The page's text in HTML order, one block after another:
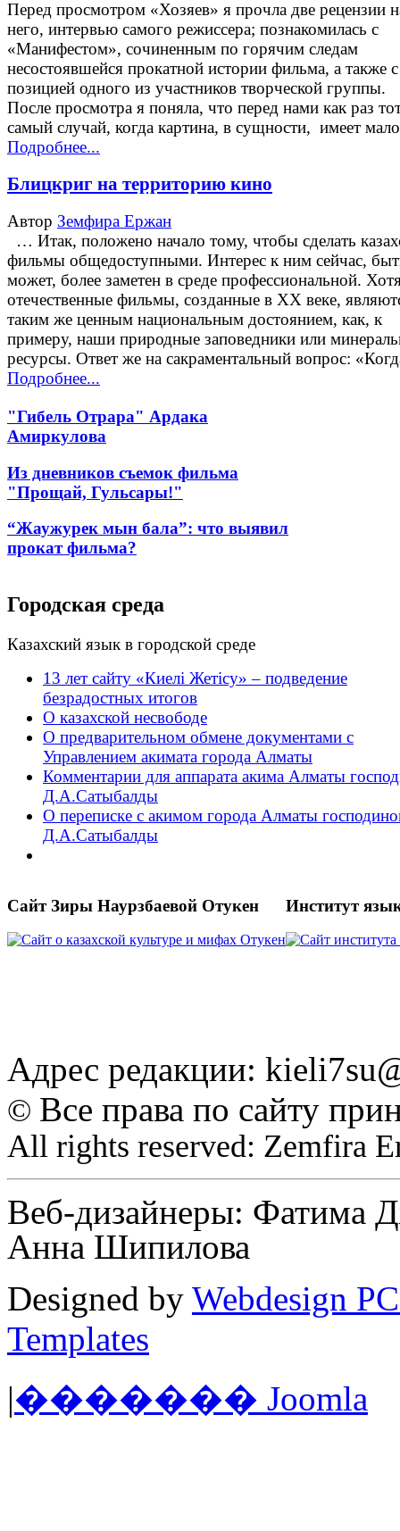
Перед просмотром «Хозяев» я прочла две рецензии
него, интервью самого режиссера; познакомилась с
«Манифестом», сочиненным по горячим следам
несостоявшейся прокатной истории фильма, а также с
позицией одного из участников творческой группы.
После просмотра я поняла, что перед нами как раз
самый случай, когда картина, в сущности, имеет
Подробнее...
Блицкриг на территорию кино
Автор Земфира Ержан
… Итак, положено начало тому, чтобы сделать
фильмы общедоступными. Интерес к ним сейчас,
может, более заметен в среде профессиональной.
отечественные фильмы, созданные в ХХ веке,
таким же ценным национальным достоянием, как, к
примеру, наши природные заповедники или
ресурсы. Ответ же на сакраментальный вопрос:
Подробнее...
"Гибель Отрара" Ардака
Амиркулова
Из дневников съемок фильма
"Прощай, Гульсары!"
“Жаужурек мын бала”: что выявил
прокат фильма?
Городская среда
Казахский язык в городской среде
13 лет сайту «Киелі Жетісу» – подведение
безрадостных итогов
О казахской несвободе
О предварительном обмене документами с
Управлением акимата города Алматы
Комментарии для аппарата акима Алматы
Д.А.Сатыбалды
О переписке с акимом города Алматы
Д.А.Сатыбалды
Сайт Зиры Наурзбаевой Отукен Институт
Адрес редакции:
© Все права по сайту
All rights reserved: Zemfira
Веб-дизайнеры: Фатима
Анна Шипилова
Designed by Webdesign
Templates
|������� Joomla